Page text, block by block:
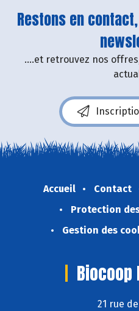
Restons en
....et retrouvez nos
Accueil Contact
Protection
Gestion des
Biocoop
21 rue